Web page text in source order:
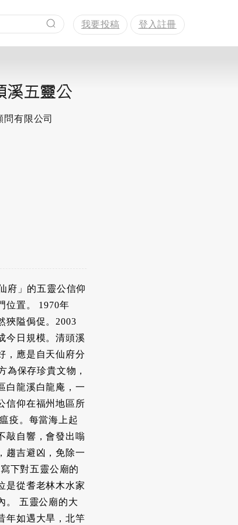
我要投稿 登入註冊
溪五靈公
有限公司
府」的五靈公信仰
位置。 1970年
狹隘侷促。2003
今日規模。清頭溪
，應是自天仙府分
為保存珍貴文物，
白龍溪白龍庵，一
信仰在福州地區所
疫。每當海上起
敲自響，會發出嗡
趨吉避凶，免除一
下對五靈公廟的
是從耆老林木水家
。 五靈公廟的大
年如遇大旱，北竿